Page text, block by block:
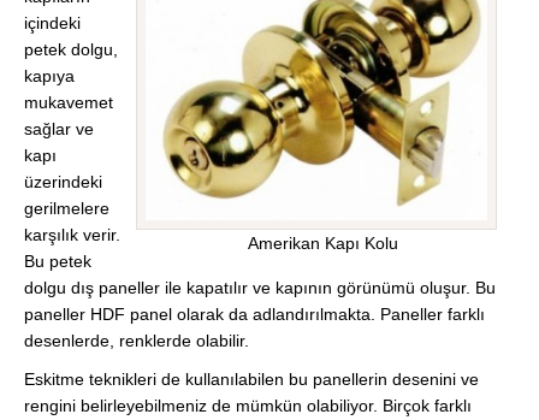
Amerikan Kapı Kolu
içindeki
petek dolgu,
kapıya
mukavemet
sağlar ve
kapı
üzerindeki
gerilmelere
karşılık verir.
Bu petek
dolgu dış paneller ile kapatılır ve kapının görünümü oluşur. Bu
paneller HDF panel olarak da adlandırılmakta. Paneller farklı
desenlerde, renklerde olabilir.
Eskitme teknikleri de kullanılabilen bu panellerin desenini ve
rengini belirleyebilmeniz de mümkün olabiliyor. Birçok farklı